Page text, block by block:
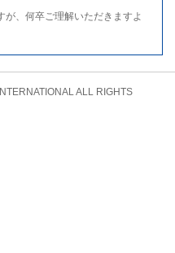
、何卒ご理解いただきますよ